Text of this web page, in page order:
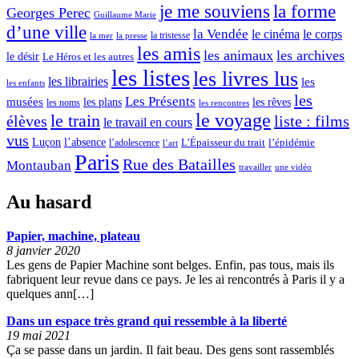
o
r
i
q
u
e
m
e
»
Georges Perec Guillaume Marie je me souviens la forme
d’une ville la mer la presse la tristesse la Vendée le cinéma le corps
le désir Le Héros et les autres les amis les animaux les archives
les enfants les librairies les listesles livres lus les
musées les noms les plans Les Présents les rencontres les rêves les
élèves le train le travail en cours le voyage liste : films
vus Luçon l’absence l’adolescence l’art L’Épaisseur du trait l’épidémie
Montauban Paris Rue des Batailles travailler une vidéo
Au hasard
Papier, machine, plateau
8 janvier 2020
Les gens de Papier Machine sont belges. Enfin, pas tous, mais ils
fabriquent leur revue dans ce pays. Je les ai rencontrés à Paris il y a
quelques ann[…]
Dans un espace très grand qui ressemble à la liberté
19 mai 2021
Ça se passe dans un jardin. Il fait beau. Des gens sont rassemblés